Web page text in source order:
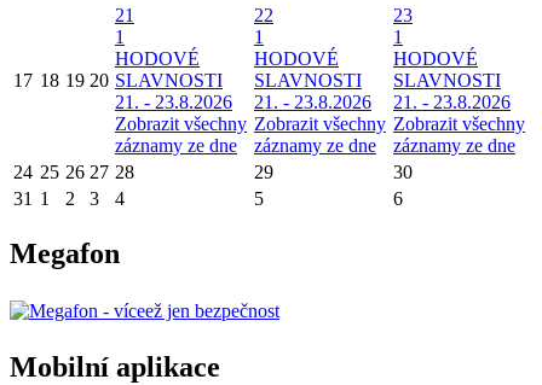
17 18 19 20
21
1
HODOVÉ
SLAVNOSTI
21. - 23.8.2026
Zobrazit všechny
záznamy ze dne
22
1
HODOVÉ
SLAVNOSTI
21. - 23.8.2026
Zobrazit všechny
záznamy ze dne
23
1
HODOVÉ
SLAVNOSTI
21. - 23.8.2026
Zobrazit všechny
záznamy ze dne
24 25 26 27 28 29
30
31 1 2 3 4 5 6
Megafon
Mobilní aplikace